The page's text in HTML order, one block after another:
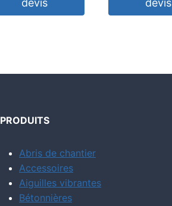
devis
devis
PRODUITS
Abris de chantier
Accessoires
Aiguilles vibrantes
Bétonnières